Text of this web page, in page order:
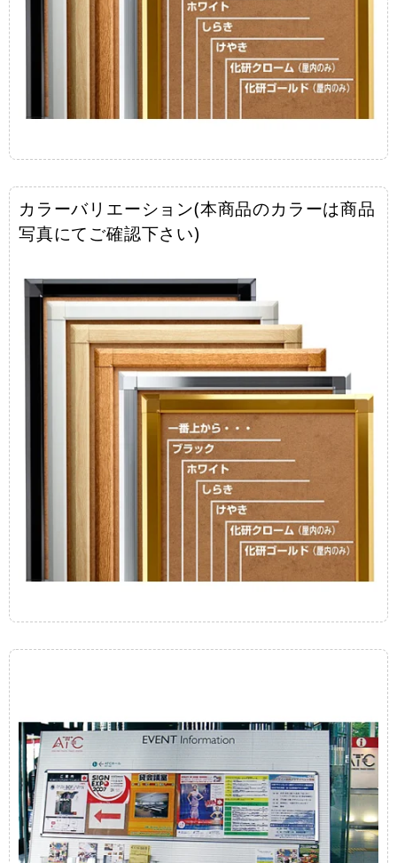
カラーバリエーション(本商品のカラーは商品
写真にてご確認下さい)